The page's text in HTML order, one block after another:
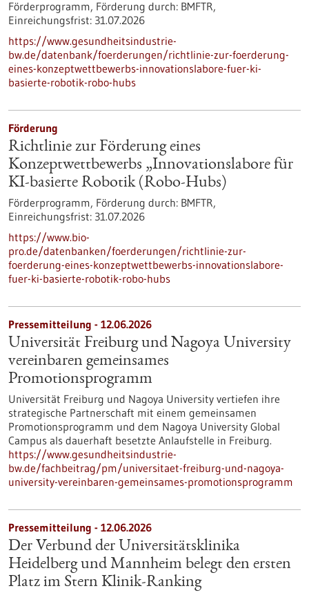
Förderprogramm, Förderung durch: BMFTR,
Einreichungsfrist: 31.07.2026
https://www.gesundheitsindustrie-
bw.de/datenbank/foerderungen/richtlinie-zur-foerderung-
eines-konzeptwettbewerbs-innovationslabore-fuer-ki-
basierte-robotik-robo-hubs
Förderung
Richtlinie zur Förderung eines
Konzeptwettbewerbs „Innovationslabore für
KI-basierte Robotik (Robo-Hubs)
Förderprogramm, Förderung durch: BMFTR,
Einreichungsfrist: 31.07.2026
https://www.bio-
pro.de/datenbanken/foerderungen/richtlinie-zur-
foerderung-eines-konzeptwettbewerbs-innovationslabore-
fuer-ki-basierte-robotik-robo-hubs
Pressemitteilung - 12.06.2026
Universität Freiburg und Nagoya University
vereinbaren gemeinsames
Promotionsprogramm
Universität Freiburg und Nagoya University vertiefen ihre
strategische Partnerschaft mit einem gemeinsamen
Promotionsprogramm und dem Nagoya University Global
Campus als dauerhaft besetzte Anlaufstelle in Freiburg.
https://www.gesundheitsindustrie-
bw.de/fachbeitrag/pm/universitaet-freiburg-und-nagoya-
university-vereinbaren-gemeinsames-promotionsprogramm
Pressemitteilung - 12.06.2026
Der Verbund der Universitätsklinika
Heidelberg und Mannheim belegt den ersten
Platz im Stern Klinik-Ranking